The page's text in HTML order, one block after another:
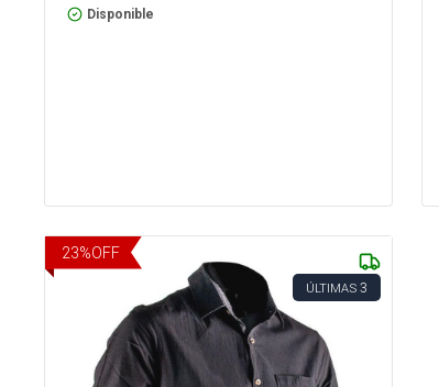
Disponible
23%OFF
ÚLTIMAS 3